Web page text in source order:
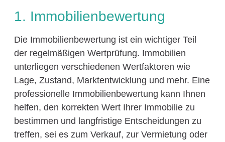
1. Immobilienbewertung
Die Immobilienbewertung ist ein wichtiger Teil
der regelmäßigen Wertprüfung. Immobilien
unterliegen verschiedenen Wertfaktoren wie
Lage, Zustand, Marktentwicklung und mehr. Eine
professionelle Immobilienbewertung kann Ihnen
helfen, den korrekten Wert Ihrer Immobilie zu
bestimmen und langfristige Entscheidungen zu
treffen, sei es zum Verkauf, zur Vermietung oder